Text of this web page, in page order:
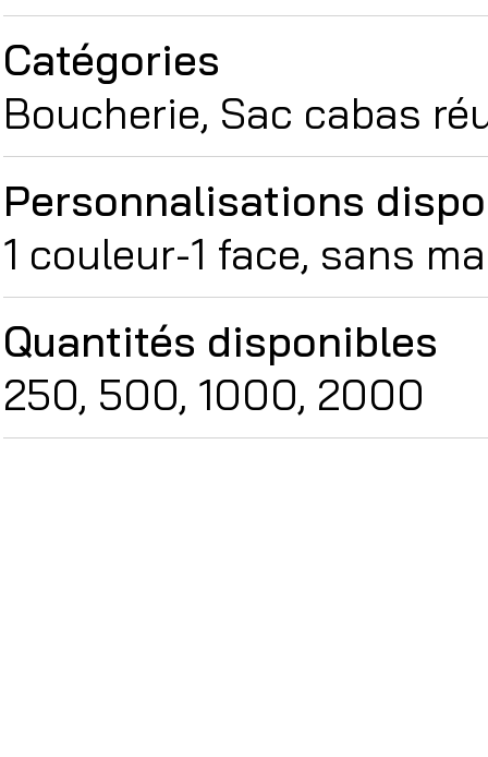
Catégories
Boucherie, Sac cabas
Personnalisations
1 couleur-1 face, sans
Quantités disponibles
250, 500, 1000, 2000